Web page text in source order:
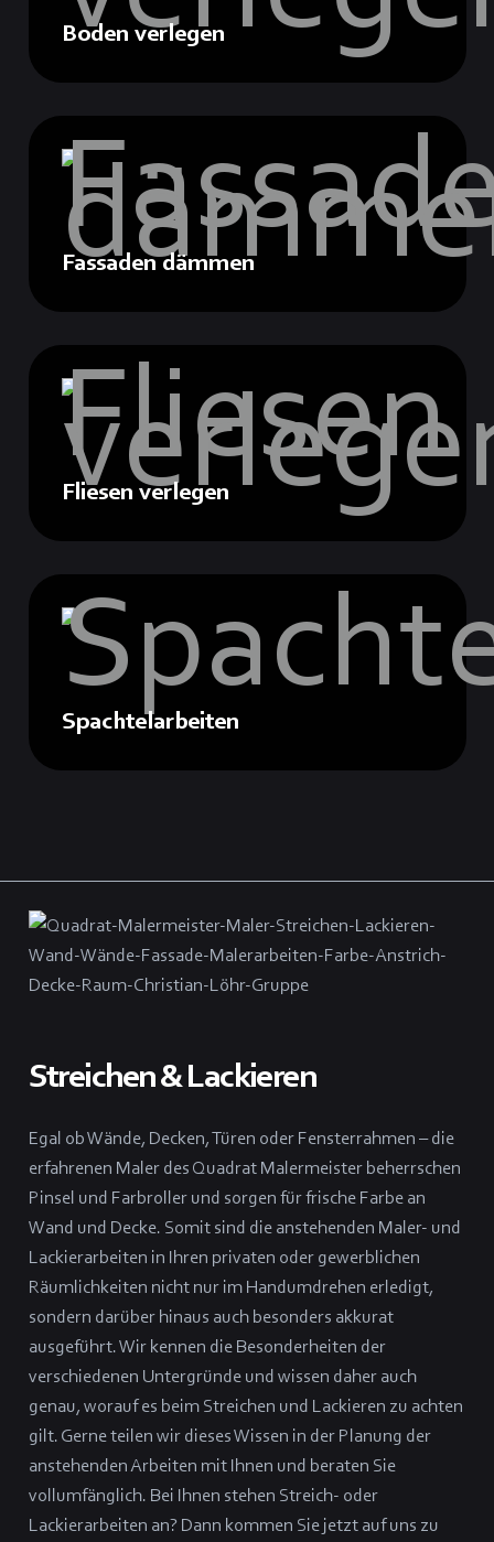
Boden verlegen
Fassaden dämmen
Fliesen verlegen
Spachtelarbeiten
Streichen & Lackieren
Egal ob Wände, Decken, Türen oder Fensterrahmen – die
erfahrenen Maler des Quadrat Malermeister beherrschen
Pinsel und Farbroller und sorgen für frische Farbe an
Wand und Decke. Somit sind die anstehenden Maler- und
Lackierarbeiten in Ihren privaten oder gewerblichen
Räumlichkeiten nicht nur im Handumdrehen erledigt,
sondern darüber hinaus auch besonders akkurat
ausgeführt. Wir kennen die Besonderheiten der
verschiedenen Untergründe und wissen daher auch
genau, worauf es beim Streichen und Lackieren zu achten
gilt. Gerne teilen wir dieses Wissen in der Planung der
anstehenden Arbeiten mit Ihnen und beraten Sie
vollumfänglich. Bei Ihnen stehen Streich- oder
Lackierarbeiten an? Dann kommen Sie jetzt auf uns zu